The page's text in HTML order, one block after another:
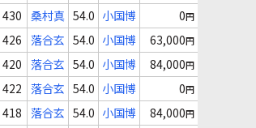
430 桑村真 54.0 小国博 0円
426 落合玄 54.0 小国博 63,000円
420 落合玄 54.0 小国博 84,000円
422 落合玄 54.0 小国博 0円
418 落合玄 54.0 小国博 84,000円